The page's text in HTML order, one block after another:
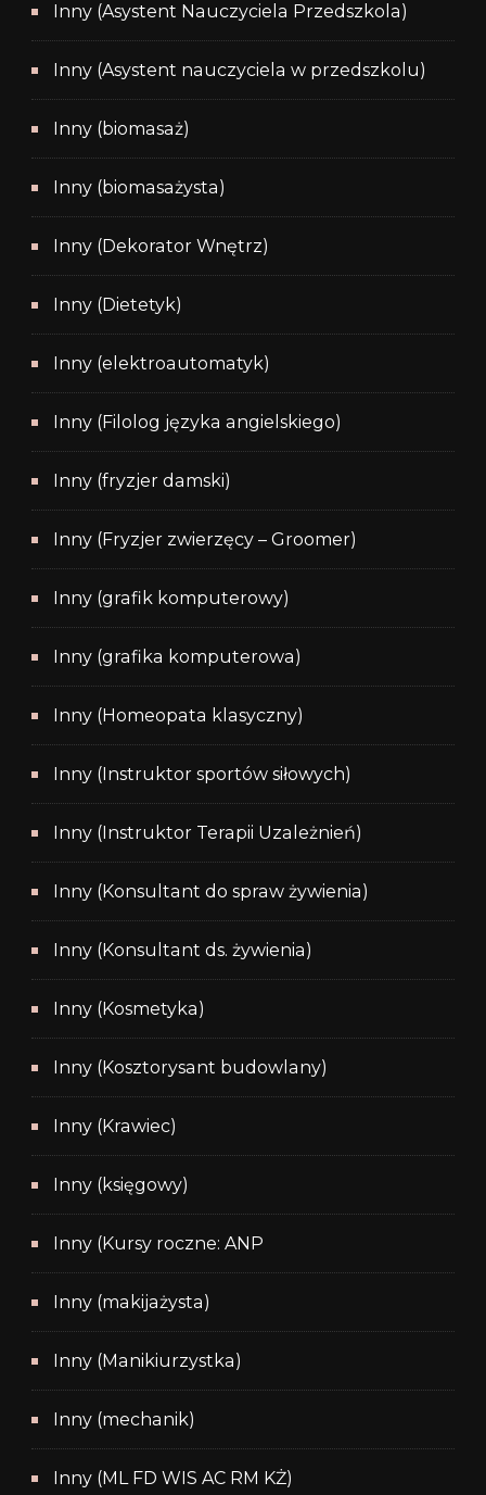
Inny (Asystent Nauczyciela Przedszkola)
Inny (Asystent nauczyciela w przedszkolu)
Inny (biomasaż)
Inny (biomasażysta)
Inny (Dekorator Wnętrz)
Inny (Dietetyk)
Inny (elektroautomatyk)
Inny (Filolog języka angielskiego)
Inny (fryzjer damski)
Inny (Fryzjer zwierzęcy – Groomer)
Inny (grafik komputerowy)
Inny (grafika komputerowa)
Inny (Homeopata klasyczny)
Inny (Instruktor sportów siłowych)
Inny (Instruktor Terapii Uzależnień)
Inny (Konsultant do spraw żywienia)
Inny (Konsultant ds. żywienia)
Inny (Kosmetyka)
Inny (Kosztorysant budowlany)
Inny (Krawiec)
Inny (księgowy)
Inny (Kursy roczne: ANP
Inny (makijażysta)
Inny (Manikiurzystka)
Inny (mechanik)
Inny (ML FD WIS AC RM KŻ)